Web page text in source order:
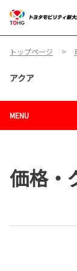
トップページ
アクア
MENU
価格・